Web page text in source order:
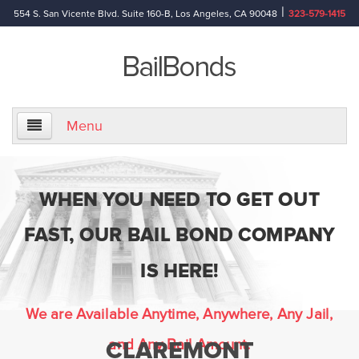
554 S. San Vicente Blvd. Suite 160-B, Los Angeles, CA 90048 | 323-579-1415
Menu
Home
About Us
Information
Bail Bond Reference Terms
Frequently Asked Questions
WHEN YOU NEED TO GET OUT
FAST, OUR BAIL BOND COMPANY
IS HERE!
We are Available Anytime, Anywhere, Any Jail,
and Any Bail Amount.
CLAREMONT